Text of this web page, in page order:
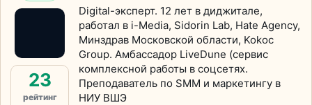
23
рейтинг
Digital-эксперт. 12 лет в диджитале,
работал в i-Media, Sidorin Lab, Hate Agency,
Минздрав Московской области, Kokoc
Group. Амбассадор LiveDune (сервис
комплексной работы в соцсетях.
Преподаватель по SMM и маркетингу в
НИУ ВШЭ